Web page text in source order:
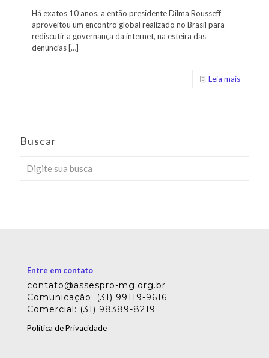
Há exatos 10 anos, a então presidente Dilma Rousseff
aproveitou um encontro global realizado no Brasil para
rediscutir a governança da internet, na esteira das
denúncias […]
Leia mais
Buscar
Entre em contato
contato@assespro-mg.org.br
Comunicação: (31) 99119-9616
Comercial: (31) 98389-8219
Política de Privacidade